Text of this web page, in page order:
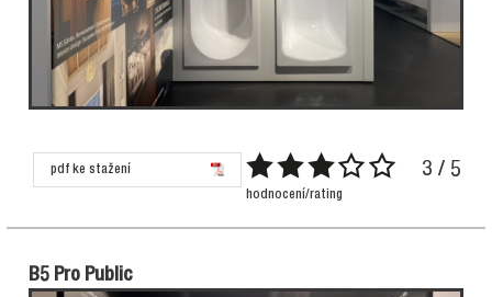
pdf ke stažení 3 / 5
hodnocení/rating
B5 Pro Public